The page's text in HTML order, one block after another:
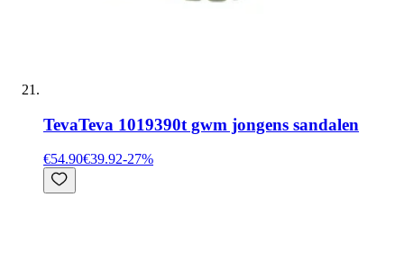
TevaTeva 1019390t gwm jongens sandalen
€54.90€39.92-27%